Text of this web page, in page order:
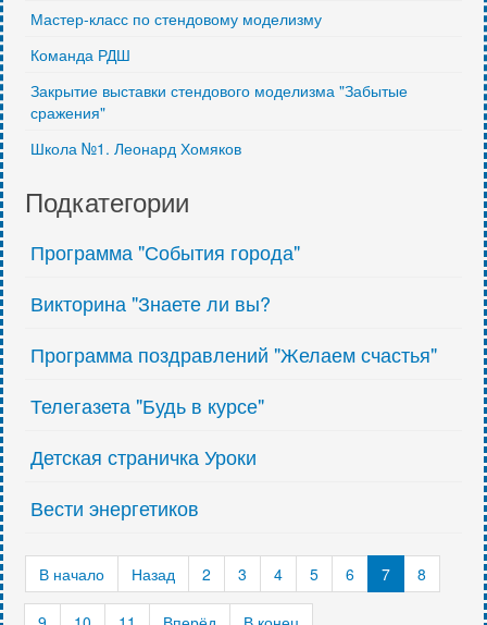
Мастер-класс по стендовому моделизму
Команда РДШ
Закрытие выставки стендового моделизма "Забытые
сражения"
Школа №1. Леонард Хомяков
Подкатегории
Программа "События города"
Викторина "Знаете ли вы?
Программа поздравлений "Желаем счастья"
Телегазета "Будь в курсе"
Детская страничка Уроки
Вести энергетиков
В начало Назад 2 3 4 5 6 7 8